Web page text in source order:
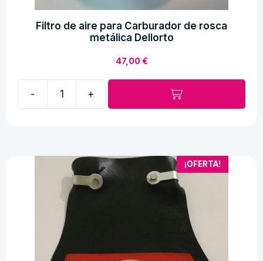
Filtro de aire para Carburador de rosca
metálica Dellorto
47,00€
-
Carburador
de
+
¡OFERTA!